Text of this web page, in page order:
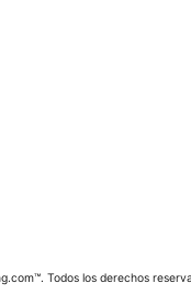
Todos los derechos